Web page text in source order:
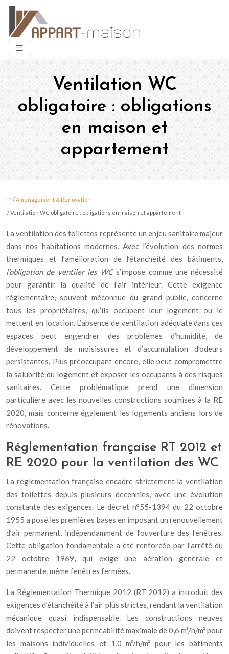
Ventilation WC
obligatoire : obligations
en maison et
appartement
/Aménagement & Rénovation
/ Ventilation WC obligatoire : obligations en maison et appartement
La ventilation des toilettes représente un enjeu sanitaire majeur
dans nos habitations modernes. Avec l’évolution des normes
thermiques et l’amélioration de l’étanchéité des bâtiments,
l’obligation de ventiler les WCs’impose comme une nécessité
pour garantir la qualité de l’air intérieur. Cette exigence
réglementaire, souvent méconnue du grand public, concerne
tous les propriétaires, qu’ils occupent leur logement ou le
mettent en location. L’absence de ventilation adéquate dans ces
espaces peut engendrer des problèmes d’humidité, de
développement de moisissures et d’accumulation d’odeurs
persistantes. Plus préoccupant encore, elle peut compromettre
la salubrité du logement et exposer les occupants à des risques
sanitaires. Cette problématique prend une dimension
particulière avec les nouvelles constructions soumises à la RE
2020, mais concerne également les logements anciens lors de
rénovations.
Réglementation française RT 2012 et
RE 2020 pour la ventilation des WC
La réglementation française encadre strictement la ventilation
des toilettes depuis plusieurs décennies, avec une évolution
constante des exigences. Le décret n°55-1394 du 22 octobre
1955 a posé les premières bases en imposant un renouvellement
d’air permanent, indépendamment de l’ouverture des fenêtres.
Cette obligation fondamentale a été renforcée par l’arrêté du
22 octobre 1969, qui exige une aération générale et
permanente, même fenêtres fermées.
La Réglementation Thermique 2012 (RT 2012) a introduit des
exigences d’étanchéité à l’air plus strictes, rendant la ventilation
mécanique quasi indispensable. Les constructions neuves
doivent respecter une perméabilité maximale de 0,6 m³/h/m² pour
les maisons individuelles et 1,0 m³/h/m² pour les bâtiments